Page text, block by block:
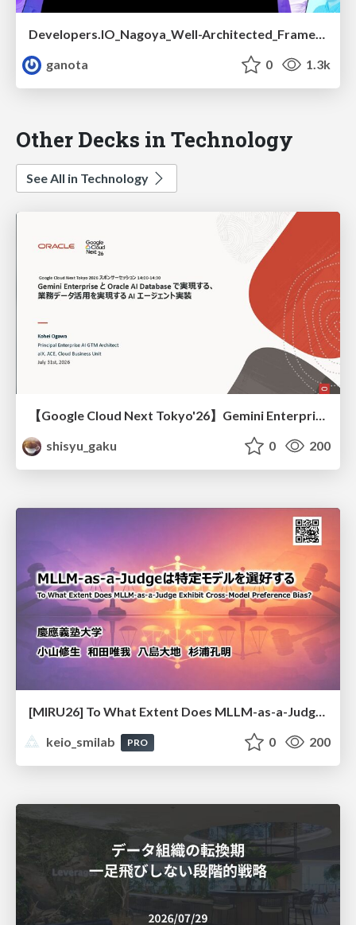
ganota
0 1.3k
Other Decks in Technology
See All in Technology
【Google Cloud Next Tokyo'26】Gemini Enterprise と Oracle AI Database で実現する、 業務データ活用を実現する AI エージェント実装
shisyu_gaku
0 200
[MIRU26] To What Extent Does MLLM-as-a-Judge Exhibit Cross-Model Preference Bias?
keio_smilab
PRO 0 200